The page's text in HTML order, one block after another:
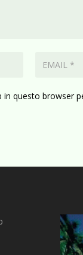
questo browser